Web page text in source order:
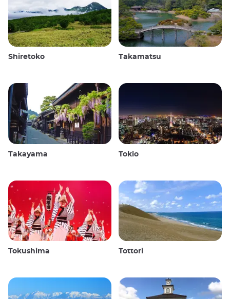
Shiretoko Takamatsu
Takayama Tokio
Tokushima Tottori